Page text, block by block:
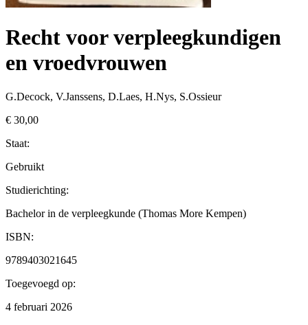
Recht voor verpleegkundigen
en vroedvrouwen
G.Decock, V.Janssens, D.Laes, H.Nys, S.Ossieur
€ 30,00
Staat:
Gebruikt
Studierichting:
Bachelor in de verpleegkunde (Thomas More Kempen)
ISBN:
9789403021645
Toegevoegd op:
4 februari 2026